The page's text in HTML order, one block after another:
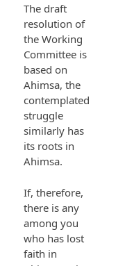
The draft
resolution of
the Working
Committee is
based on
Ahimsa, the
contemplated
struggle
similarly has
its roots in
Ahimsa.
If, therefore,
there is any
among you
who has lost
faith in